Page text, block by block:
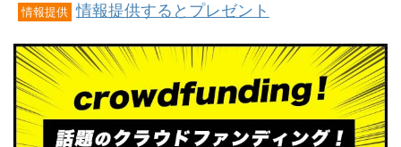
情報提供 情報提供するとプレゼント